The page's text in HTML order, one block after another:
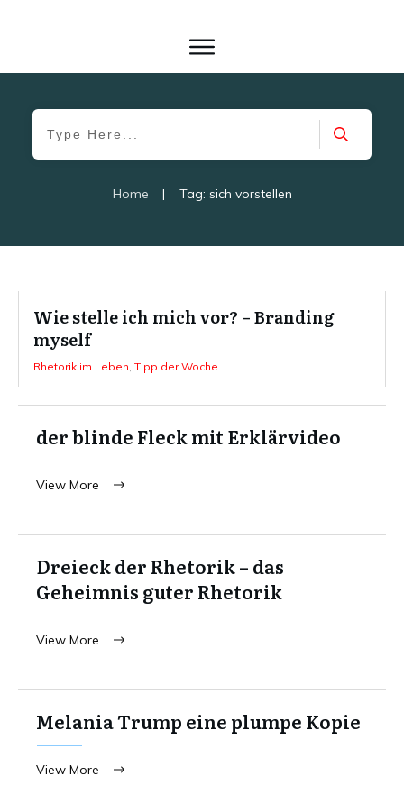
Home | Tag: sich vorstellen
Wie stelle ich mich vor? – Branding
myself
Rhetorik im Leben Tipp der Woche
der blinde Fleck mit Erklärvideo
View More
Dreieck der Rhetorik – das
Geheimnis guter Rhetorik
View More
Melania Trump eine plumpe Kopie
View More